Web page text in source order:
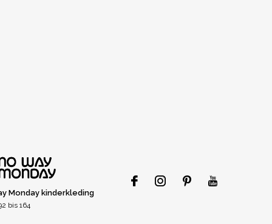
Monday kinderkleding
bis 164